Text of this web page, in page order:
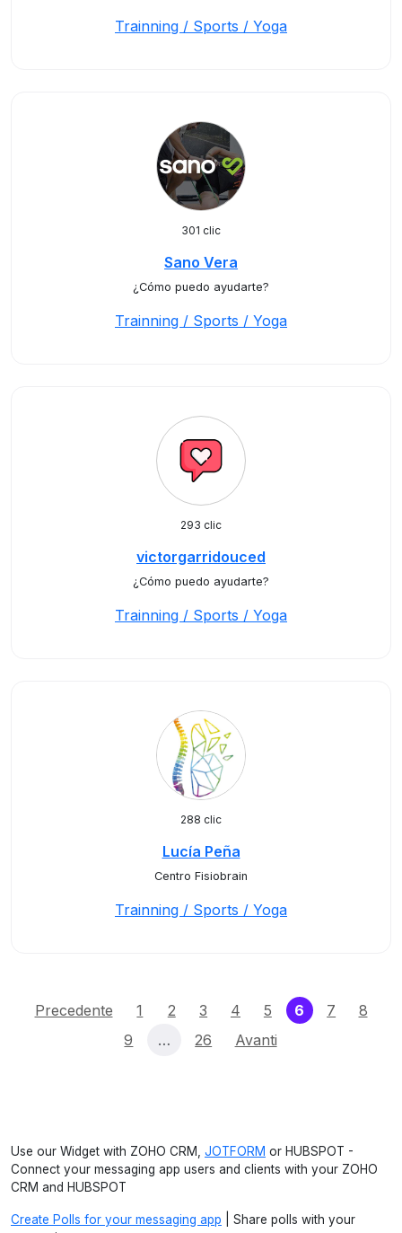
Trainning / Sports / Yoga
301 clic
Sano Vera
¿Cómo puedo ayudarte?
Trainning / Sports / Yoga
293 clic
victorgarridouced
¿Cómo puedo ayudarte?
Trainning / Sports / Yoga
288 clic
Lucía Peña
Centro Fisiobrain
Trainning / Sports / Yoga
Precedente 1 2 3 4 5 6 (current)
7
8
9
… 26 Avanti
Use our Widget with ZOHO CRM, JOTFORM or HUBSPOT -
Connect your messaging app users and clients with your ZOHO
CRM and HUBSPOT
Create Polls for your messaging app | Share polls with your